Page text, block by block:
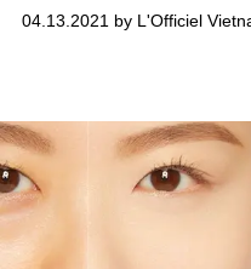
chữa bỏng còn có thể
kem đánh răng để trị
04.13.2021 by L'Officiel